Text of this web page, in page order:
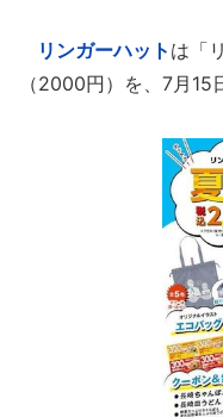
リンガーハット は「
（2000円）を、7月15